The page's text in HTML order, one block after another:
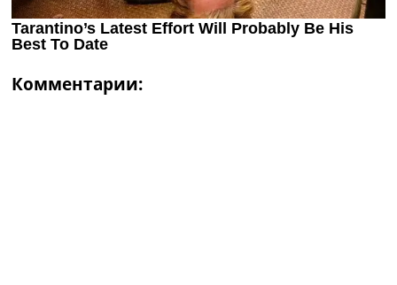
Комментарии: